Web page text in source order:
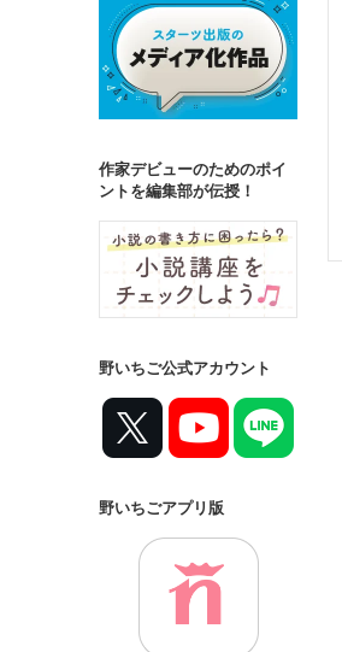
作家デビューのためのポイ
ントを編集部が伝授！
野いちご公式アカウント
野いちごアプリ版